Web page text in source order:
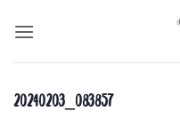
20240203_083857